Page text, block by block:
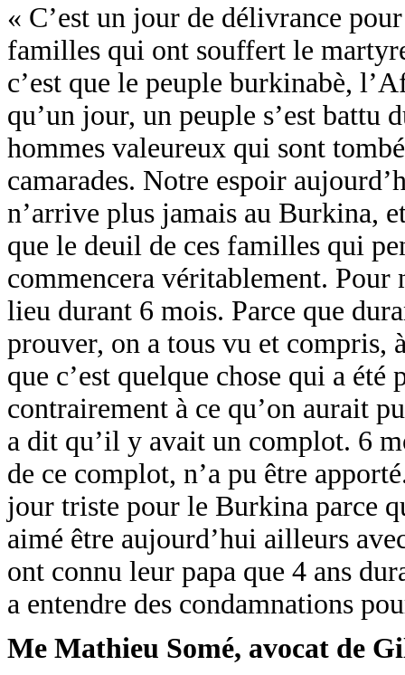
« C’est un jour de délivrance
familles qui ont souffert le
c’est que le peuple burkinabè,
qu’un jour, un peuple s’est battu
hommes valeureux qui sont
camarades. Notre espoir
n’arrive plus jamais au Burkina,
que le deuil de ces familles qui
commencera véritablement. Pour
lieu durant 6 mois. Parce que
prouver, on a tous vu et compris,
que c’est quelque chose qui a
contrairement à ce qu’on aurait
a dit qu’il y avait un complot. 6
de ce complot, n’a pu être
jour triste pour le Burkina parce
aimé être aujourd’hui ailleurs
ont connu leur papa que 4 ans
a entendre des condamnations
Me Mathieu Somé, avocat de